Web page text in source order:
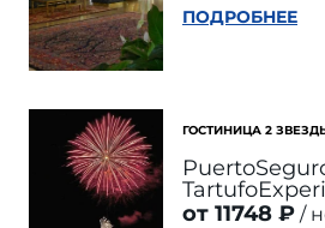
ПОДРОБНЕЕ
ГОСТИНИЦА 2
от 11748 ₽